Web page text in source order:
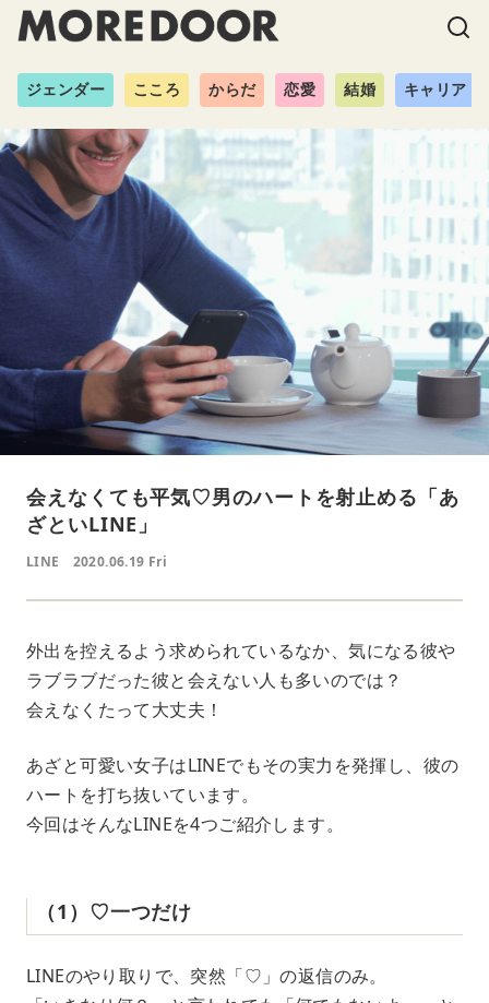
ジェンダー こころ からだ 恋愛 結婚 キャリア
会えなくても平気♡男のハートを射止める「あ
ざといLINE」
LINE 2020.06.19 Fri
外出を控えるよう求められているなか、気になる彼や
ラブラブだった彼と会えない人も多いのでは？
会えなくたって大丈夫！
あざと可愛い女子はLINEでもその実力を発揮し、彼の
ハートを打ち抜いています。
今回はそんなLINEを4つご紹介します。
（1）♡一つだけ
LINEのやり取りで、突然「♡」の返信のみ。